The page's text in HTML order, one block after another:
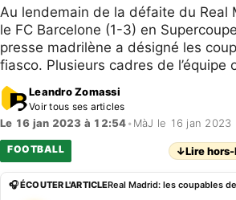
Au lendemain de la défaite du Real
le FC Barcelone (1-3) en
presse madrilène a désigné les
fiasco. Plusieurs cadres de l’équipe
Leandro Zomassi
Voir tous ses articles
Le 16 jan 2023 à 12:54• MàJ le 16 jan 2023
FOOTBALL ↓Lire
🎧 ÉCOUTER L'ARTICLE